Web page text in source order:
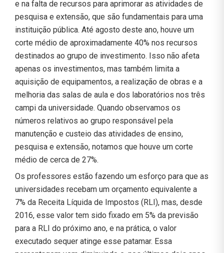
e na falta de recursos para aprimorar as atividades de
pesquisa e extensão, que são fundamentais para uma
instituição pública. Até agosto deste ano, houve um
corte médio de aproximadamente 40% nos recursos
destinados ao grupo de investimento. Isso não afeta
apenas os investimentos, mas também limita a
aquisição de equipamentos, a realização de obras e a
melhoria das salas de aula e dos laboratórios nos três
campi da universidade. Quando observamos os
números relativos ao grupo responsável pela
manutenção e custeio das atividades de ensino,
pesquisa e extensão, notamos que houve um corte
médio de cerca de 27%.
Os professores estão fazendo um esforço para que as
universidades recebam um orçamento equivalente a
7% da Receita Líquida de Impostos (RLI), mas, desde
2016, esse valor tem sido fixado em 5% da previsão
para a RLI do próximo ano, e na prática, o valor
executado sequer atinge esse patamar. Essa